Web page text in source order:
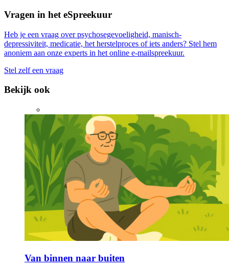
Vragen in het eSpreekuur
Heb je een vraag over psychosegevoeligheid, manisch-
depressiviteit, medicatie, het herstelproces of iets anders? Stel hem
anoniem aan onze experts in het online e-mailspreekuur.
Stel zelf een vraag
Bekijk ook
Van binnen naar buiten